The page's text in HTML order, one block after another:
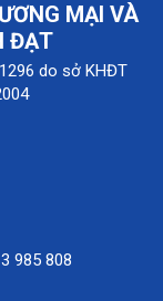
MẠI VÀ
ĐẠT
do sở KHĐT
985 808